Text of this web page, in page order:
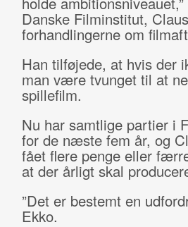
Danske Filminstitut,
forhandlingerne om
Han tilføjede, at hvis der
man være tvunget til at
spillefilm.
Nu har samtlige partier i
for de næste fem år, og
fået flere penge eller
at der årligt skal
”Det er bestemt en
Ekko.